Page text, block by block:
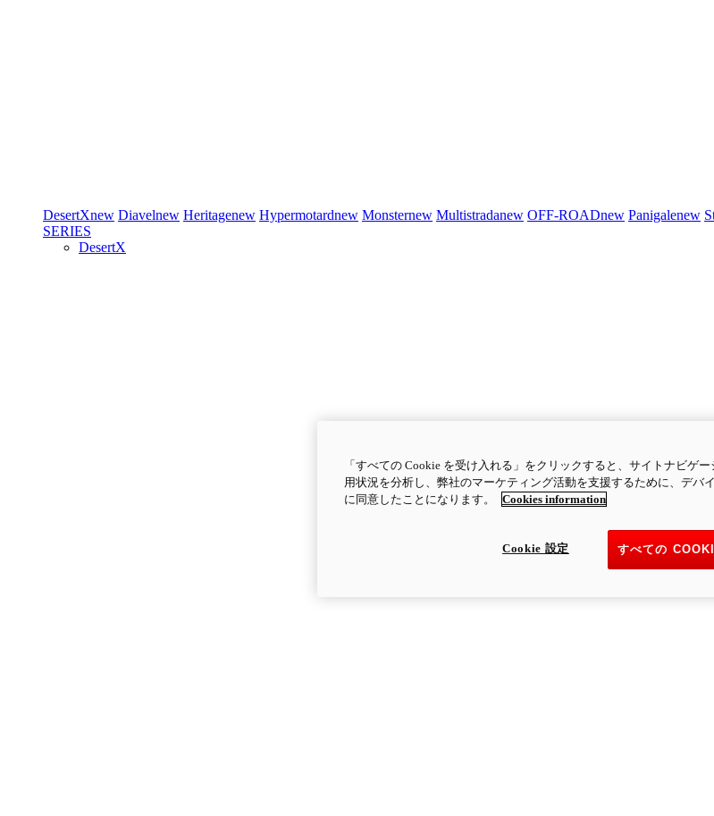
DesertXnew Diavelnew Heritagenew Hypermotardnew Monsternew Multistradanew OFF-ROADnew Panigalenew
SERIES
DesertX
「すべての Cookie を受け入れる」をクリックすると、サイトナビゲ
用状況を分析し、弊社のマーケティング活動を支援するために、デバ
に同意したことになります。
Cookies information
すべての
Cookie 設定